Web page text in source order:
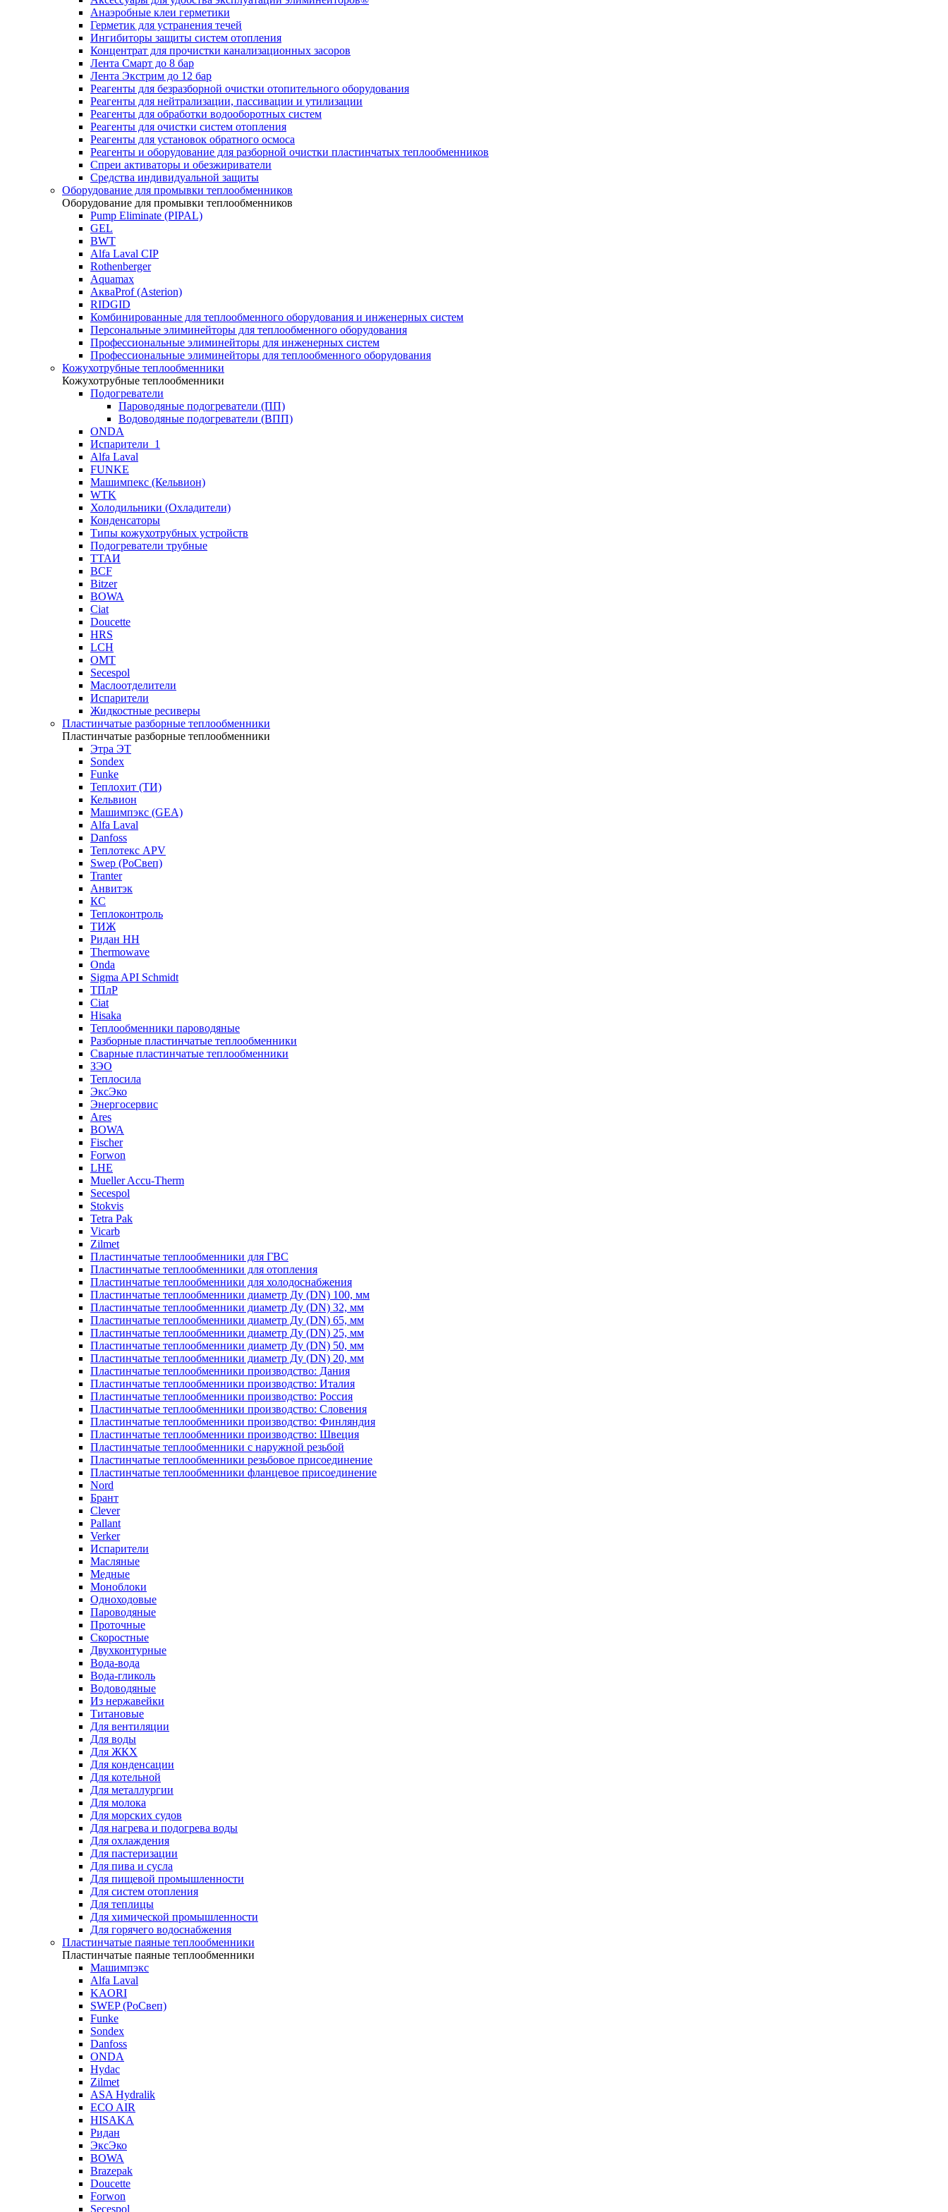
Анаэробные клеи герметики
Герметик для устранения течей
Ингибиторы защиты систем отопления
Концентрат для прочистки канализационных засоров
Лента Смарт до 8 бар
Лента Экстрим до 12 бар
Реагенты для безразборной очистки отопительного оборудования
Реагенты для нейтрализации, пассивации и утилизации
Реагенты для обработки водооборотных систем
Реагенты для очистки систем отопления
Реагенты для установок обратного осмоса
Реагенты и оборудование для разборной очистки пластинчатых теплообменников
Спреи активаторы и обезжириватели
Средства индивидуальной защиты
Оборудование для промывки теплообменников
Оборудование для промывки теплообменников
Pump Eliminate (PIPAL)
GEL
BWT
Alfa Laval CIP
Rothenberger
Aquamax
АкваProf (Asterion)
RIDGID
Комбинированные для теплообменного оборудования и инженерных систем
Персональные элиминейторы для теплообменного оборудования
Профессиональные элиминейторы для инженерных систем
Профессиональные элиминейторы для теплообменного оборудования
Кожухотрубные теплообменники
Кожухотрубные теплообменники
Подогреватели
Пароводяные подогреватели (ПП)
Водоводяные подогреватели (ВПП)
ONDA
Испарители_1
Alfa Laval
FUNKE
Машимпекс (Кельвион)
WTK
Холодильники (Охладители)
Конденсаторы
Типы кожухотрубных устройств
Подогреватели трубные
ТТАИ
BCF
Bitzer
BOWA
Ciat
Doucette
HRS
LCH
OMT
Secespol
Маслоотделители
Испарители
Жидкостные ресиверы
Пластинчатые разборные теплообменники
Пластинчатые разборные теплообменники
Этра ЭТ
Sondex
Funke
Теплохит (ТИ)
Кельвион
Машимпэкс (GEA)
Alfa Laval
Danfoss
Теплотекс APV
Swep (РоСвеп)
Tranter
Анвитэк
КС
Теплоконтроль
ТИЖ
Ридан НН
Thermowave
Onda
Sigma API Schmidt
ТПлР
Ciat
Hisaka
Теплообменники пароводяные
Разборные пластинчатые теплообменники
Сварные пластинчатые теплообменники
ЗЭО
Теплосила
ЭксЭко
Энергосервис
Ares
BOWA
Fischer
Forwon
LHE
Mueller Accu-Therm
Secespol
Stokvis
Tetra Pak
Vicarb
Zilmet
Пластинчатые теплообменники для ГВС
Пластинчатые теплообменники для отопления
Пластинчатые теплообменники для холодоснабжения
Пластинчатые теплообменники диаметр Ду (DN) 100, мм
Пластинчатые теплообменники диаметр Ду (DN) 32, мм
Пластинчатые теплообменники диаметр Ду (DN) 65, мм
Пластинчатые теплообменники диаметр Ду (DN) 25, мм
Пластинчатые теплообменники диаметр Ду (DN) 50, мм
Пластинчатые теплообменники диаметр Ду (DN) 20, мм
Пластинчатые теплообменники производство: Дания
Пластинчатые теплообменники производство: Италия
Пластинчатые теплообменники производство: Россия
Пластинчатые теплообменники производство: Словения
Пластинчатые теплообменники производство: Финляндия
Пластинчатые теплообменники производство: Швеция
Пластинчатые теплообменники с наружной резьбой
Пластинчатые теплообменники резьбовое присоединение
Пластинчатые теплообменники фланцевое присоединение
Nord
Брант
Clever
Pallant
Verker
Испарители
Масляные
Медные
Моноблоки
Одноходовые
Пароводяные
Проточные
Скоростные
Двухконтурные
Вода-вода
Вода-гликоль
Водоводяные
Из нержавейки
Титановые
Для вентиляции
Для воды
Для ЖКХ
Для конденсации
Для котельной
Для металлургии
Для молока
Для морских судов
Для нагрева и подогрева воды
Для охлаждения
Для пастеризации
Для пива и сусла
Для пищевой промышленности
Для систем отопления
Для теплицы
Для химической промышленности
Для горячего водоснабжения
Пластинчатые паяные теплообменники
Пластинчатые паяные теплообменники
Машимпэкс
Alfa Laval
KAORI
SWEP (РоСвеп)
Funke
Sondex
Danfoss
ONDA
Hydac
Zilmet
ASA Hydralik
ECO AIR
HISAKA
Ридан
ЭксЭко
BOWA
Brazepak
Doucette
Forwon
Secespol